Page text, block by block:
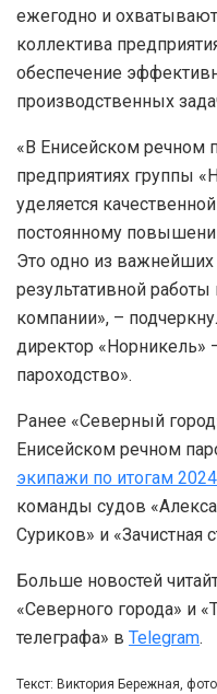
ежегодно и
коллектива
обеспечение
производственных
«В Енисейском речном
предприятиях группы
уделяется
постоянному
Это одно из важнейших
результативной
компании», –
директор «Норникель»
пароходство».
Ранее «Северный
Енисейском речном
экипажи по итогам
команды судов
Суриков» и «Зачистная
Больше новостей
«Северного города» и
телеграфа» в Telegram.
Текст: Виктория Бережная,